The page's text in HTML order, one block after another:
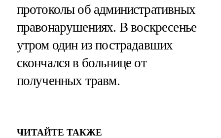
протоколы об административных
правонарушениях. В воскресенье
утром один из пострадавших
скончался в больнице от
полученных травм.
ЧИТАЙТЕ ТАКЖЕ